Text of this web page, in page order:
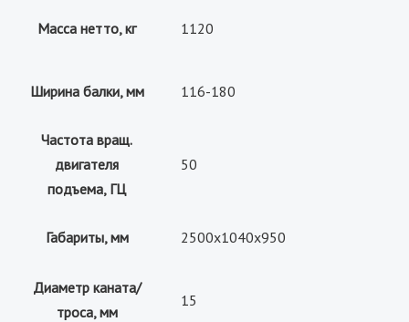
Масса нетто, кг 1120
Ширина балки, мм 116-180
Частота вращ.
двигателя
подъема, ГЦ
50
Габариты, мм 2500x1040x950
Диаметр каната/
троса, мм
15